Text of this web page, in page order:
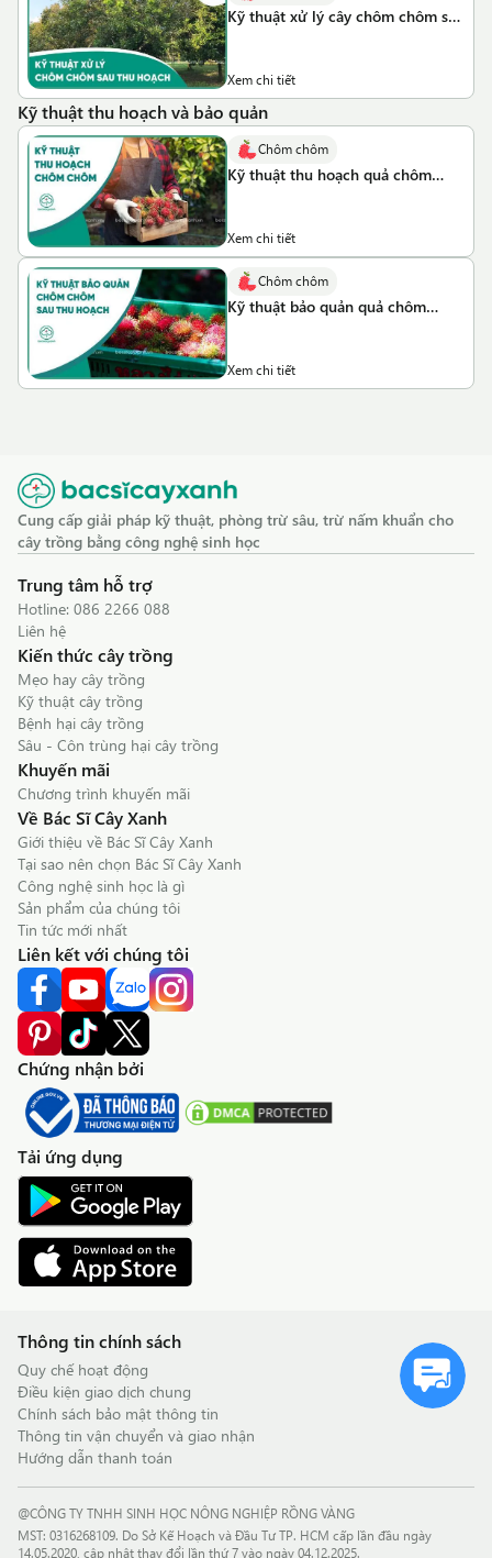
Kỹ thuật xử lý cây chôm chôm sau
Xem chi tiết
Kỹ thuật thu hoạch và bảo quản
Chôm chôm
Kỹ thuật thu hoạch quả chôm
Xem chi tiết
Chôm chôm
Kỹ thuật bảo quản quả chôm
Xem chi tiết
Cung cấp giải pháp kỹ thuật, phòng trừ sâu, trừ nấm khuẩn cho
cây trồng bằng công nghệ sinh học
Trung tâm hỗ trợ
Hotline: 086 2266 088
Liên hệ
Kiến thức cây trồng
Mẹo hay cây trồng
Kỹ thuật cây trồng
Bệnh hại cây trồng
Sâu - Côn trùng hại cây trồng
Khuyến mãi
Chương trình khuyến mãi
Về Bác Sĩ Cây Xanh
Giới thiệu về Bác Sĩ Cây Xanh
Tại sao nên chọn Bác Sĩ Cây Xanh
Công nghệ sinh học là gì
Sản phẩm của chúng tôi
Tin tức mới nhất
Liên kết với chúng tôi
Chứng nhận bởi
Tải ứng dụng
Thông tin chính sách
Quy chế hoạt động
Điều kiện giao dịch chung
Chính sách bảo mật thông tin
Thông tin vận chuyển và giao nhận
Hướng dẫn thanh toán
@CÔNG TY TNHH SINH HỌC NÔNG NGHIỆP RỒNG VÀNG
MST: 0316268109. Do Sở Kế Hoạch và Đầu Tư TP. HCM cấp lần đầu ngày
14.05.2020, cập nhật thay đổi lần thứ 7 vào ngày 04.12.2025.